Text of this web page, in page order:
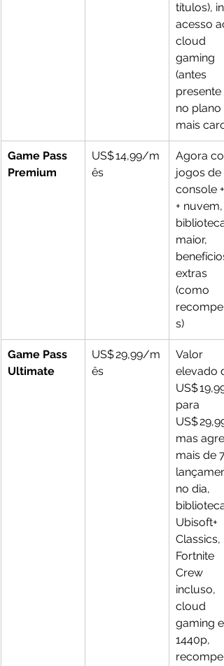
títulos),
acesso
cloud
gaming
(antes
presente
no plano
mais
Game Pass
Premium
US$ 14,99/m
ês
Agora
jogos de
console +
+ nuvem,
biblioteca
maior,
benefícios
extras
(como
s)
Game Pass
Ultimate
US$ 29,99/m
ês
Valor
elevado
US$ 19,99
para
US$
mas
mais de
no dia,
biblioteca
Ubisoft+
Classics,
Fortnite
Crew
incluso,
cloud
gaming
1440p,